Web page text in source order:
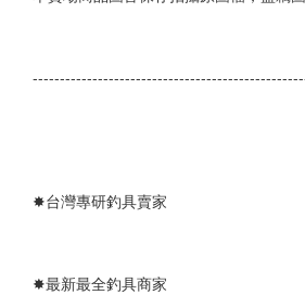
✸台灣專研釣具賣家
✸最新最全釣具商家